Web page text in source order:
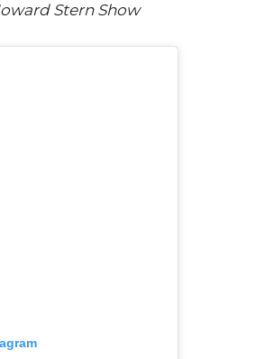
Stern Show